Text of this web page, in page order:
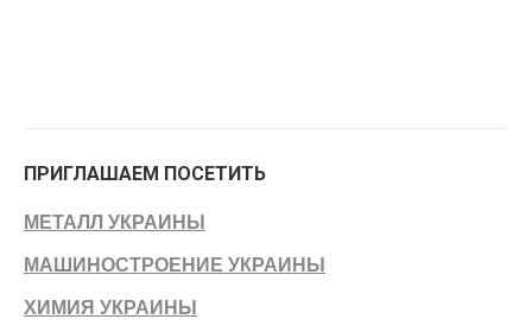
ПРИГЛАШАЕМ ПОСЕТИТЬ
МЕТАЛЛ УКРАИНЫ
МАШИНОСТРОЕНИЕ УКРАИНЫ
ХИМИЯ УКРАИНЫ